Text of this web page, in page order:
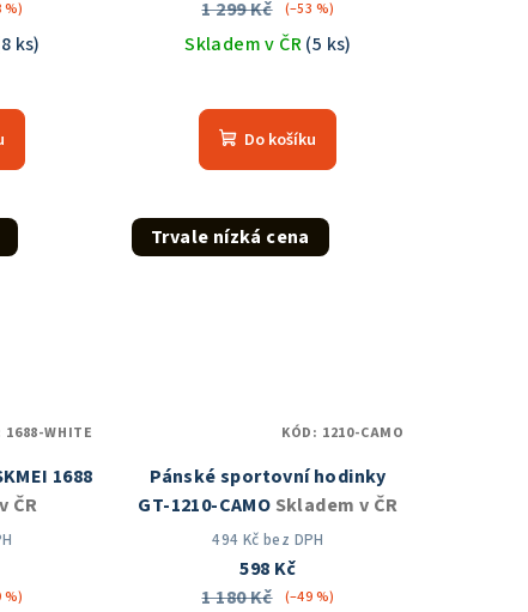
%)
ks)
1 299 Kč
(–53 %)
Skladem v ČR(5 ks)
hodnocení
produktu
je
z
5
Do košíku
1688
ČR
%)
1688-WHITE
Trvale nízká cena
Pánské sportovní hodinky
GT-1210-CAMO Skladem v ČR
494 Kč bez DPH
598 Kč
1 180 Kč
(–49 %)
KÓD: 1210-CAMO